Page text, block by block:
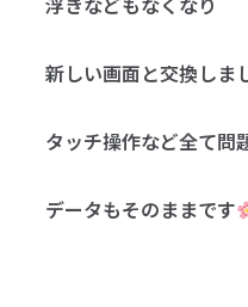
新しい画面と交換しま
タッチ操作など全て問
データもそのままです